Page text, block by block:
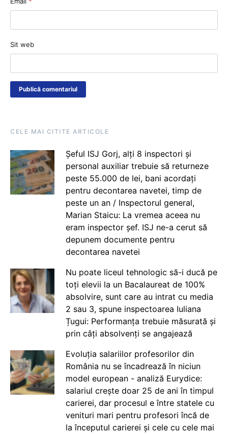
Sit web
CELE MAI CITITE ARTICOLE
Șeful ISJ Gorj, alți 8 inspectori și
personal auxiliar trebuie să returneze
peste 55.000 de lei, bani acordați
pentru decontarea navetei, timp de
peste un an / Inspectorul general,
Marian Staicu: La vremea aceea nu
eram inspector șef. ISJ ne-a cerut să
depunem documente pentru
decontarea navetei
Nu poate liceul tehnologic să-i ducă pe
toți elevii la un Bacalaureat de 100%
absolvire, sunt care au intrat cu media
2 sau 3, spune inspectoarea Iuliana
Țugui: Performanța trebuie măsurată și
prin câți absolvenți se angajează
Evoluția salariilor profesorilor din
România nu se încadrează în niciun
model european - analiză Eurydice:
salariul crește doar 25 de ani în timpul
carierei, dar procesul e între statele cu
venituri mari pentru profesori încă de
la începutul carierei și cele cu cele mai